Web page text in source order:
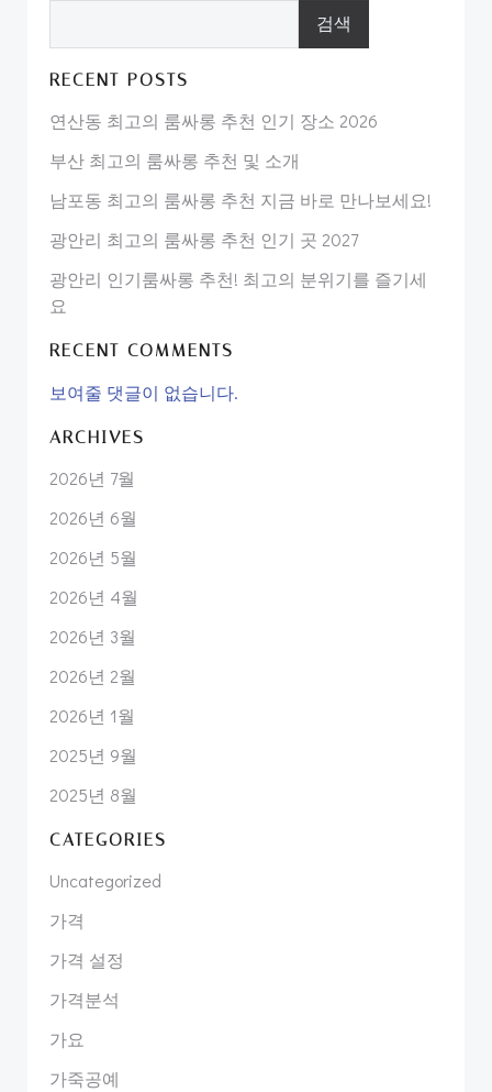
검색
RECENT POSTS
연산동 최고의 룸싸롱 추천 인기 장소 2026
부산 최고의 룸싸롱 추천 및 소개
남포동 최고의 룸싸롱 추천 지금 바로 만나보세요!
광안리 최고의 룸싸롱 추천 인기 곳 2027
광안리 인기룸싸롱 추천! 최고의 분위기를 즐기세
요
RECENT COMMENTS
보여줄 댓글이 없습니다.
ARCHIVES
2026년 7월
2026년 6월
2026년 5월
2026년 4월
2026년 3월
2026년 2월
2026년 1월
2025년 9월
2025년 8월
CATEGORIES
Uncategorized
가격
가격 설정
가격분석
가요
가죽공예